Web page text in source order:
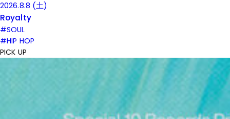
2026.8.8 (土)
Royalty
#SOUL
#HIP HOP
PICK UP